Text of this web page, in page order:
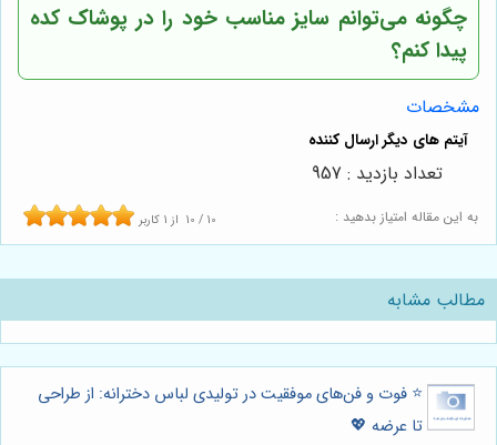
چگونه می‌توانم سایز مناسب خود را در پوشاک کده
پیدا کنم؟
مشخصات
به این مقاله امتیاز بدهید : 10 / 10 از 1 کاربر
تعداد بازدید : 957
مطالب مشابه
⭐️ فوت و فن‌های موفقیت در تولیدی لباس دخترانه: از طراحی
تا عرضه 💖